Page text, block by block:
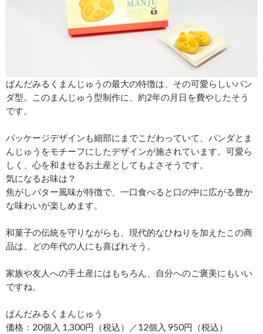
ぱんだみるくまんじゅうの最大の特徴は、その可愛らしいパン
ダ型。このまんじゅう型制作に、約2年の月日を費やしたそう
です。
パッケージデザインも細部にまでこだわっていて、パンダとま
んじゅうをモチーフにしたデザインが施されています。可愛ら
しく、心を和ませるお土産としてもよさそうです。
気になるお味は？
焦がしバター風味が特徴で、一口食べると口の中に広がる豊か
な味わいが楽しめます。
和菓子の伝統を守りながらも、現代的なひねりを加えたこの商
品は、どの年代の人にも喜ばれそう。
家族や友人への手土産にはもちろん、自分へのご褒美にもいい
ですね。
ぱんだみるくまんじゅう
価格：20個入 1,300円（税込）／12個入 950円（税込）